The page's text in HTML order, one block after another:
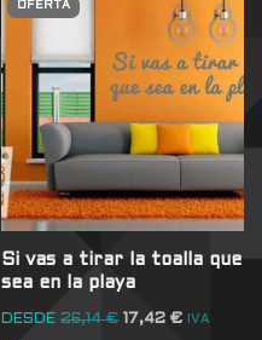
OFERTA
Si vas a tirar la toalla que
sea en la playa
DESDE 26,14€ 17,42€ IVA